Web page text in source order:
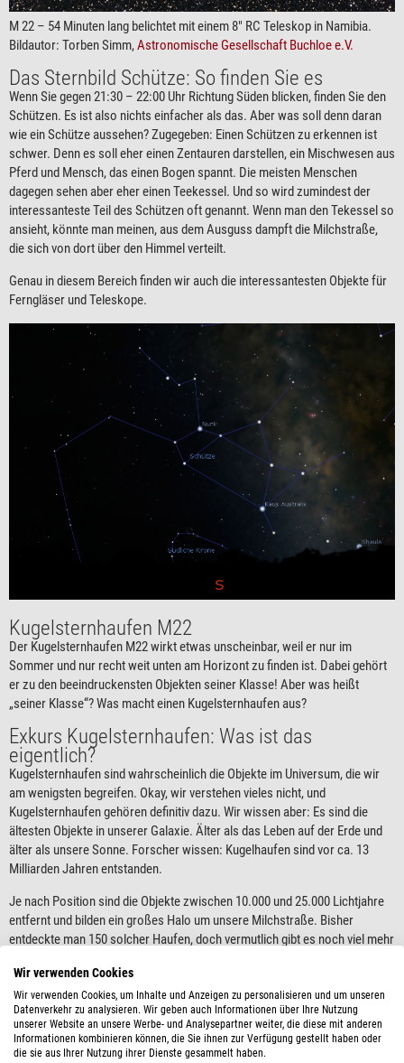
M 22 – 54 Minuten lang belichtet mit einem 8″ RC Teleskop in Namibia.
Bildautor: Torben Simm,Astronomische Gesellschaft Buchloe e.V.
Das Sternbild Schütze: So finden Sie es
Wenn Sie gegen 21:30 – 22:00 Uhr Richtung Süden blicken, finden Sie den
Schützen. Es ist also nichts einfacher als das. Aber was soll denn daran
wie ein Schütze aussehen? Zugegeben: Einen Schützen zu erkennen ist
schwer. Denn es soll eher einen Zentauren darstellen, ein Mischwesen aus
Pferd und Mensch, das einen Bogen spannt. Die meisten Menschen
dagegen sehen aber eher einen Teekessel. Und so wird zumindest der
interessanteste Teil des Schützen oft genannt. Wenn man den Tekessel so
ansieht, könnte man meinen, aus dem Ausguss dampft die Milchstraße,
die sich von dort über den Himmel verteilt.
Genau in diesem Bereich finden wir auch die interessantesten Objekte für
Ferngläser und Teleskope.
Kugelsternhaufen M22
Der Kugelsternhaufen M22 wirkt etwas unscheinbar, weil er nur im
Sommer und nur recht weit unten am Horizont zu finden ist. Dabei gehört
er zu den beeindruckensten Objekten seiner Klasse! Aber was heißt
„seiner Klasse“? Was macht einen Kugelsternhaufen aus?
Exkurs Kugelsternhaufen: Was ist das
eigentlich?
Kugelsternhaufen sind wahrscheinlich die Objekte im Universum, die wir
am wenigsten begreifen. Okay, wir verstehen vieles nicht, und
Kugelsternhaufen gehören definitiv dazu. Wir wissen aber: Es sind die
ältesten Objekte in unserer Galaxie. Älter als das Leben auf der Erde und
älter als unsere Sonne. Forscher wissen: Kugelhaufen sind vor ca. 13
Milliarden Jahren entstanden.
Je nach Position sind die Objekte zwischen 10.000 und 25.000 Lichtjahre
entfernt und bilden ein großes Halo um unsere Milchstraße. Bisher
entdeckte man 150 solcher Haufen, doch vermutlich gibt es noch viel mehr
Wie man sich vorstellen kann, sind es kugelförmige Ansammlungen von
Sternen, die hunderttausende oder sogar eine Million Sterne beherbergen.
Und zum Zentrum konzentrieren sie sich, beeinflussen sich, halten sich
gegenseitig fest. Obwohl sie ganz schön geheimnisvoll sind, sehen sie im
Wir verwenden Cookies
Wir verwenden Cookies, um Inhalte und Anzeigen zu personalisieren und um unseren
Datenverkehr zu analysieren. Wir geben auch Informationen über Ihre Nutzung
unserer Website an unsere Werbe- und Analysepartner weiter, die diese mit anderen
Informationen kombinieren können, die Sie ihnen zur Verfügung gestellt haben oder
die sie aus Ihrer Nutzung ihrer Dienste gesammelt haben.